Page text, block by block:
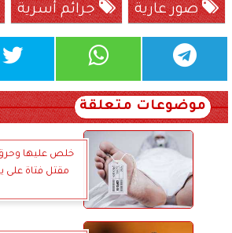
صور عارية
جرائم أسرية
موضوعات متعلقة
خلص عليها
مقتل فتاة على